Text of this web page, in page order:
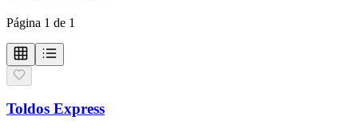
Página 1 de 1
Toldos Express